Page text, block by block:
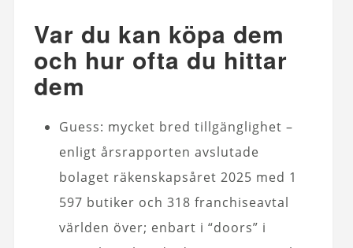
Var du kan köpa dem
och hur ofta du hittar
dem
Guess: mycket bred tillgänglighet –
enligt årsrapporten avslutade
bolaget räkenskapsåret 2025 med 1
597 butiker och 318 franchiseavtal
världen över; enbart i “doors” i